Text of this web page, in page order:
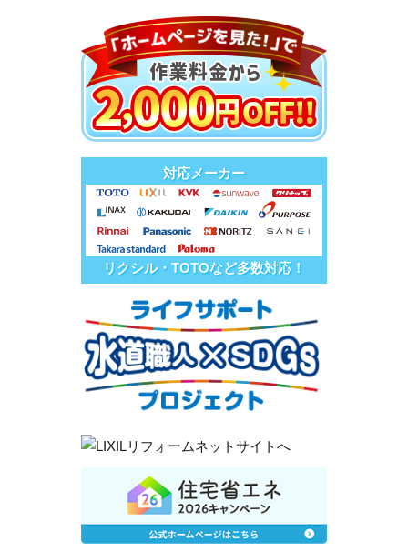
対応メーカー
リクシル・TOTOなど多数対応！